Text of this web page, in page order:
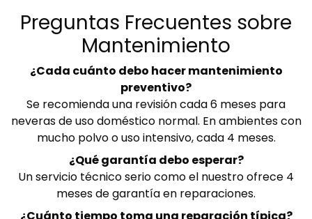
Preguntas Frecuentes sobre
Mantenimiento
¿Cada cuánto debo hacer mantenimiento
preventivo?
Se recomienda una revisión cada 6 meses para
neveras de uso doméstico normal. En ambientes con
mucho polvo o uso intensivo, cada 4 meses.
¿Qué garantía debo esperar?
Un servicio técnico serio como el nuestro ofrece 4
meses de garantía en reparaciones.
¿Cuánto tiempo toma una reparación típica?